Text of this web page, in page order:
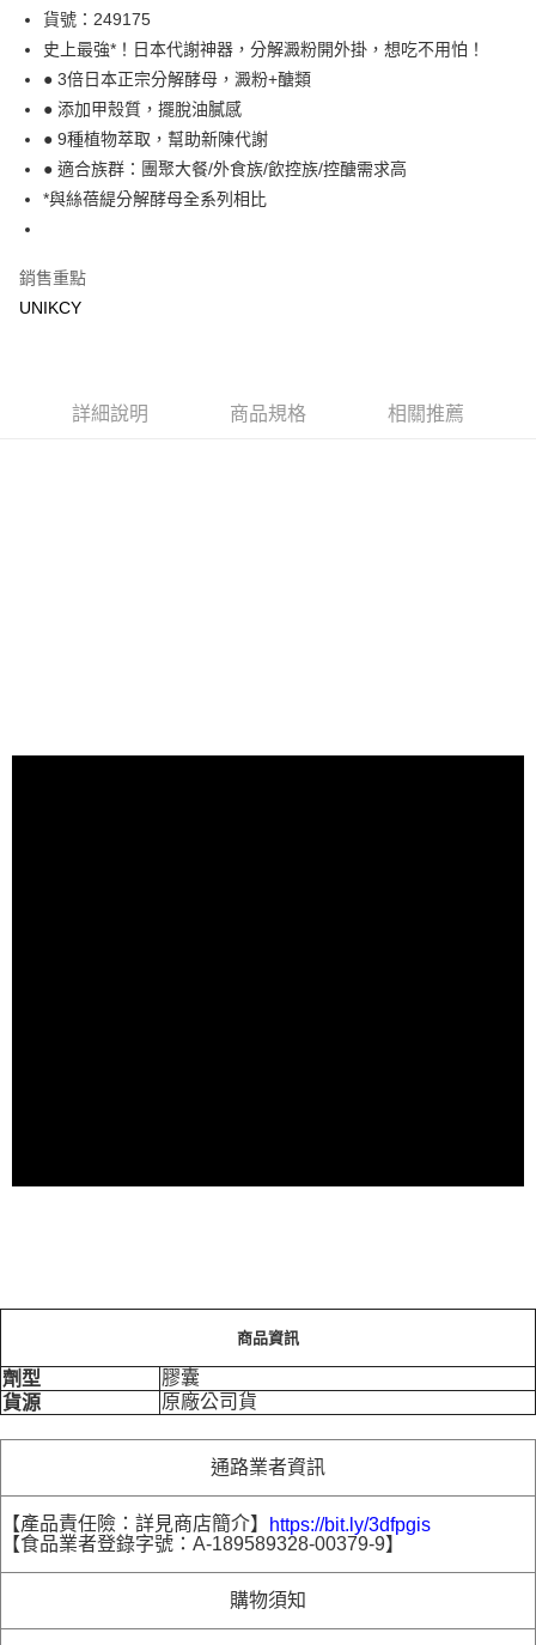
LINE Pay
Apple Pay
街口支付
悠遊付
Google Pay
7-11取貨付款［需3-5個工作天不含預購商品］
貨號：249175
史上最強*！日本代謝神器，分解澱粉開外掛，想吃不用怕！
● 3倍日本正宗分解酵母，澱粉+醣類
● 添加甲殼質，擺脫油膩感
● 9種植物萃取，幫助新陳代謝
● 適合族群：團聚大餐/外食族/飲控族/控醣需求高
*與絲蓓緹分解酵母全系列相比
銷售重點
UNIKCY
詳細說明 商品規格 相關推薦
商品資訊
劑型
膠囊
貨源
原廠公司貨
通路業者資訊
【產品責任險：詳見商店簡介】
https://bit.ly/3dfpgis
【食品業者登錄字號：A-189589328-00379-9】
購物須知